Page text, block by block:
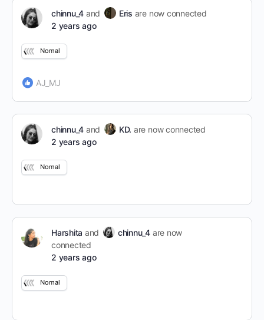
chinnu_4 and Eris are now connected
2 years ago
Nomal
AJ_MJ
chinnu_4 and KD. are now connected
2 years ago
Nomal
Harshita and chinnu_4 are now
connected
2 years ago
Nomal